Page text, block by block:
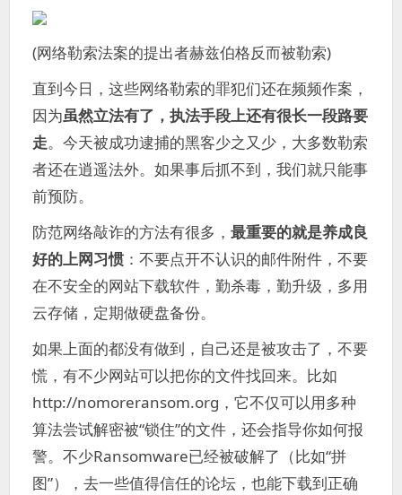
(网络勒索法案的提出者赫兹伯格反而被勒索)
直到今日，这些网络勒索的罪犯们还在频频作案，
因为虽然立法有了，执法手段上还有很长一段路要
走。今天被成功逮捕的黑客少之又少，大多数勒索
者还在逍遥法外。如果事后抓不到，我们就只能事
前预防。
防范网络敲诈的方法有很多， 最重要的就是养成良
好的上网习惯：不要点开不认识的邮件附件，不要
在不安全的网站下载软件，勤杀毒，勤升级，多用
云存储，定期做硬盘备份。
如果上面的都没有做到，自己还是被攻击了，不要
慌，有不少网站可以把你的文件找回来。比如
http://nomoreransom.org，它不仅可以用多种
算法尝试解密被“锁住”的文件，还会指导你如何报
警。不少Ransomware已经被破解了（比如“拼
图”），去一些值得信任的论坛，也能下载到正确